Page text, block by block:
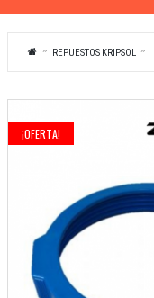
REPUESTOS KRIPSOL
¡OFERTA!